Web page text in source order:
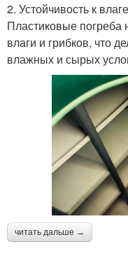
2. Устойчивость к
Пластиковые
влаги и грибков, что
влажных и сырых
читать дальше →